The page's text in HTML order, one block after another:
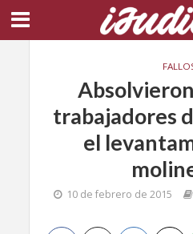
trabajadores
el
10 de febrero de 2015